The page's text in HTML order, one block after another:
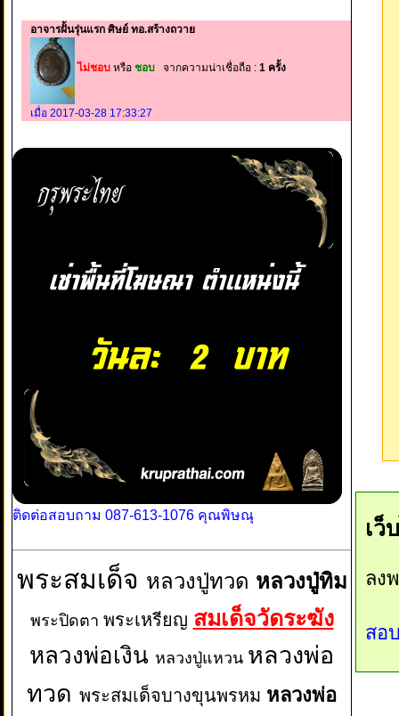
อาจารฝั้นรุ่นแรก ศิษย์ ทอ.สร้างถวาย
ไม่ชอบ หรือ ชอบ จากความน่าเชื่อถือ : 1 ครั้ง
เมื่อ 2017-03-28 17:33:27
ติดต่อสอบถาม 087-613-1076 คุณพิษณุ
พระสมเด็จ หลวงปู่ทวด หลวงปู่ทิม
พระปิดตา พระเหรียญ สมเด็จวัดระฆัง
หลวงพ่อเงิน หลวงปู่แหวน หลวงพ่อ
ทวด พระสมเด็จบางขุนพรหม หลวงพ่อ
เว็
ลง
สอ